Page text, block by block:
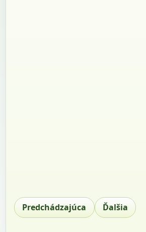
Predchádzajúca Ďalšia